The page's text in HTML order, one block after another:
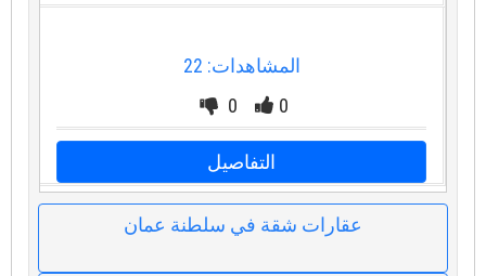
المشاهدات: 22
0
0
التفاصيل
عقارات شقة في سلطنة عمان